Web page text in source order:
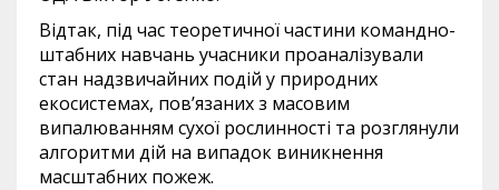
Відтак, під час теоретичної частини командно-
штабних навчань учасники проаналізували
стан надзвичайних подій у природних
екосистемах, пов’язаних з масовим
випалюванням сухої рослинності та розглянули
алгоритми дій на випадок виникнення
масштабних пожеж.